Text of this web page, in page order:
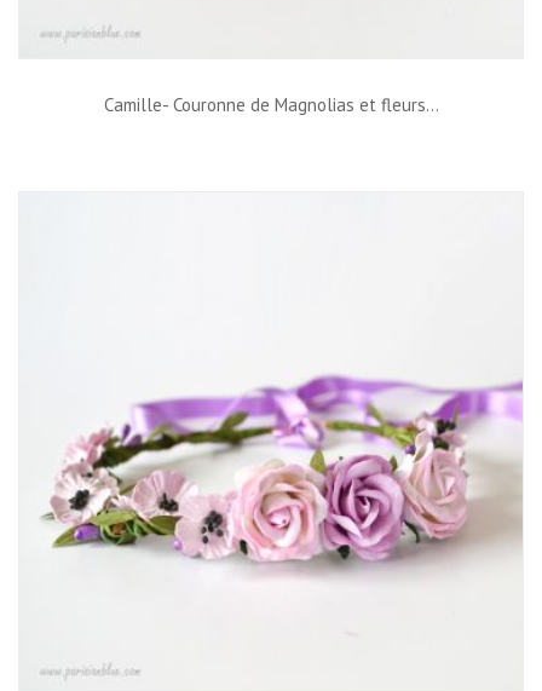
Camille- Couronne de Magnolias et fleurs...